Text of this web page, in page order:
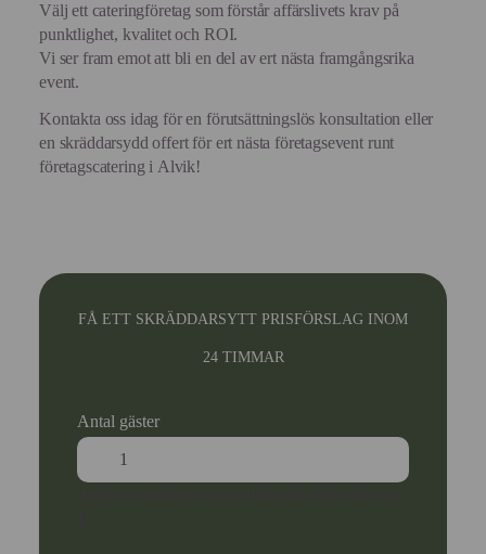
Välj ett cateringföretag som förstår affärslivets krav på
punktlighet, kvalitet och ROI.
Vi ser fram emot att bli en del av ert nästa framgångsrika
event.
Kontakta oss idag för en förutsättningslös konsultation eller
en skräddarsydd offert för ert nästa företagsevent runt
företagscatering i Alvik!
FÅ ETT SKRÄDDARSYTT PRISFÖRSLAG INOM
24 TIMMAR
Antal gäster